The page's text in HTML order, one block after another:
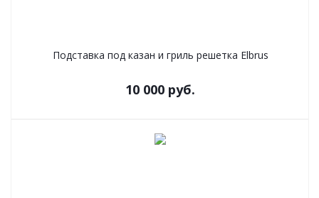
Подставка под казан и гриль решетка Elbrus
10 000 руб.